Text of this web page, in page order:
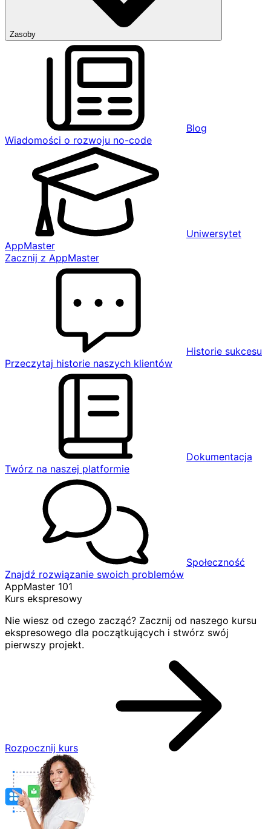
Zasoby
Blog
Wiadomości o rozwoju no-code
Uniwersytet
AppMaster
Zacznij z AppMaster
Historie sukcesu
Przeczytaj historie naszych klientów
Dokumentacja
Twórz na naszej platformie
Społeczność
Znajdź rozwiązanie swoich problemów
AppMaster 101
Kurs ekspresowy
Nie wiesz od czego zacząć? Zacznij od naszego kursu
ekspresowego dla początkujących i stwórz swój
pierwszy projekt.
Rozpocznij kurs